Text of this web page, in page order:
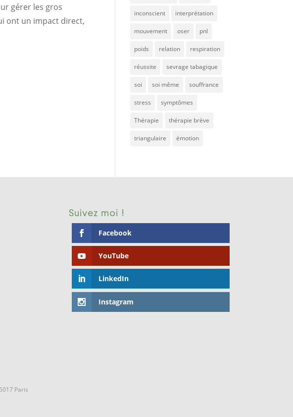
gérer les gros
ont un impact direct,
inconscient interprétation
mouvement oser pnl
poids relation respiration
réussite sevrage tabagique
soi soi même souffrance
stress symptômes
Thérapie thérapie brève
triangulaire émotion
Suivez moi !
Facebook
YouTube
LinkedIn
Instagram
Paris